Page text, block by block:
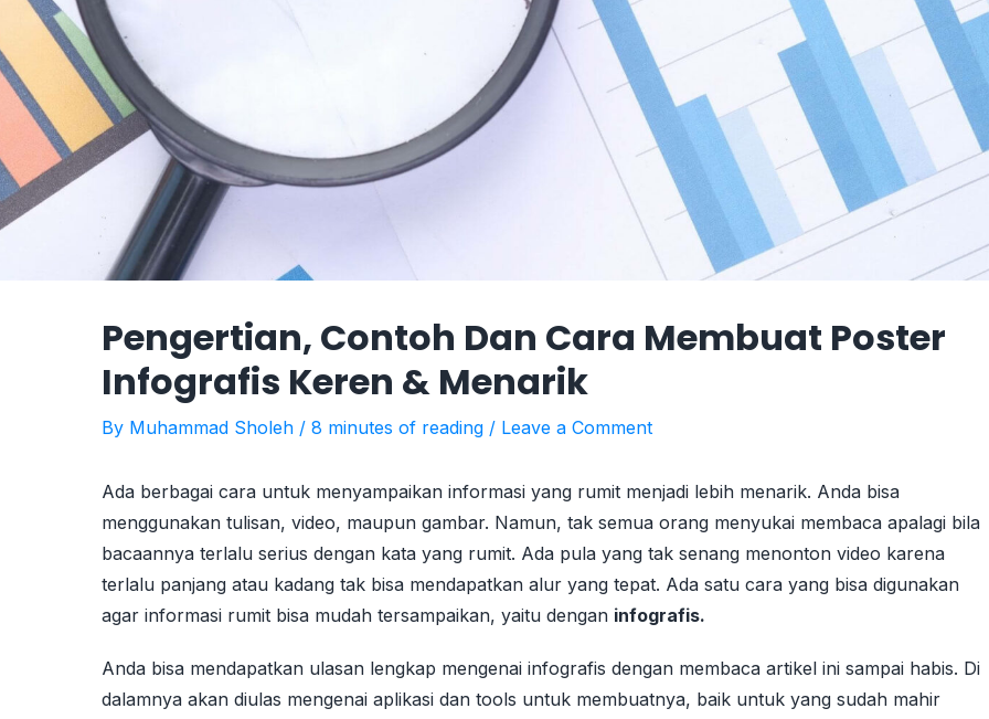
Pengertian, Contoh Dan Cara Membuat Poster
Infografis Keren & Menarik
By Muhammad Sholeh / 8 minutes of reading / Leave a Comment
Ada berbagai cara untuk menyampaikan informasi yang rumit menjadi lebih menarik. Anda bisa
menggunakan tulisan, video, maupun gambar. Namun, tak semua orang menyukai membaca apalagi bila
bacaannya terlalu serius dengan kata yang rumit. Ada pula yang tak senang menonton video karena
terlalu panjang atau kadang tak bisa mendapatkan alur yang tepat. Ada satu cara yang bisa digunakan
agar informasi rumit bisa mudah tersampaikan, yaitu dengan infografis.
Anda bisa mendapatkan ulasan lengkap mengenai infografis dengan membaca artikel ini sampai habis. Di
dalamnya akan diulas mengenai aplikasi dan tools untuk membuatnya, baik untuk yang sudah mahir